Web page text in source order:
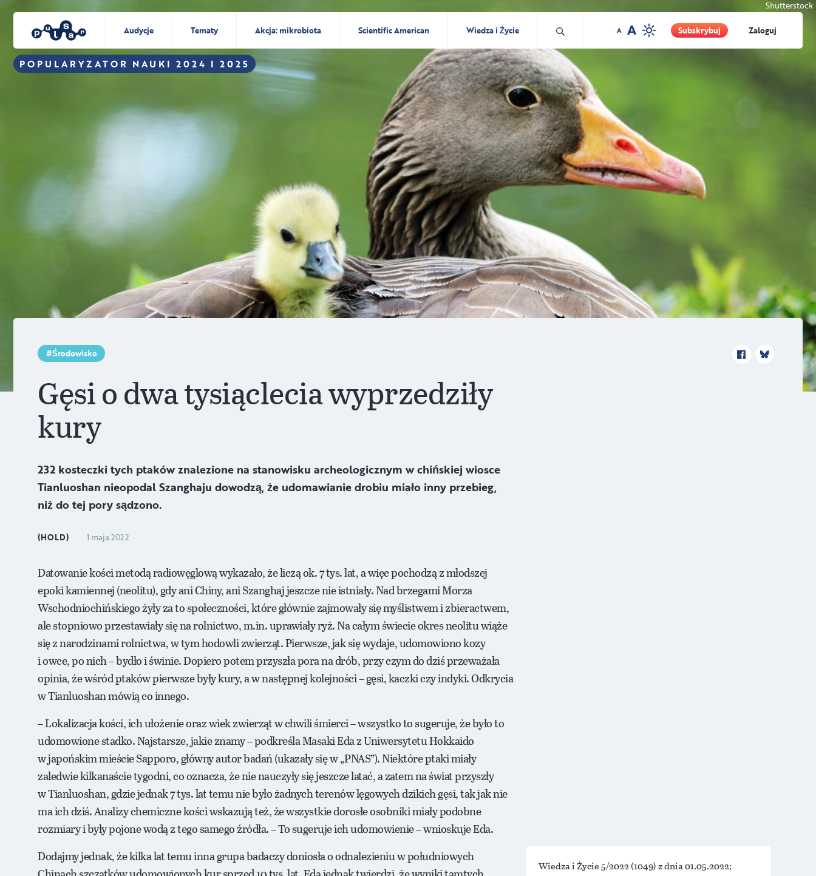
POPULARYZATOR NAUKI 2024 I 2025
Audycje Tematy Akcja: mikrobiota Scientific American Wiedza i Życie Subskrybuj Zaloguj
Shutterstock
Środowisko
Gęsi o dwa tysiąclecia wyprzedziły
kury
232 kosteczki tych ptaków znalezione na stanowisku archeologicznym w chińskiej wiosce
Tianluoshan nieopodal Szanghaju dowodzą, że udomawianie drobiu miało inny przebieg,
niż do tej pory sądzono.
(HOLD) 1 maja 2022
Datowanie kości metodą radiowęglową wykazało, że liczą ok. 7 tys. lat, a więc pochodzą z młodszej
epoki kamiennej (neolitu), gdy ani Chiny, ani Szanghaj jeszcze nie istniały. Nad brzegami Morza
Wschodniochińskiego żyły za to społeczności, które głównie zajmowały się myślistwem i zbieractwem,
ale stopniowo przestawiały się na rolnictwo, m.in. uprawiały ryż. Na całym świecie okres neolitu wiąże
się z narodzinami rolnictwa, w tym hodowli zwierząt. Pierwsze, jak się wydaje, udomowiono kozy
i owce, po nich – bydło i świnie. Dopiero potem przyszła pora na drób, przy czym do dziś przeważała
opinia, że wśród ptaków pierwsze były kury, a w następnej kolejności – gęsi, kaczki czy indyki. Odkrycia
w Tianluoshan mówią co innego.
– Lokalizacja kości, ich ułożenie oraz wiek zwierząt w chwili śmierci – wszystko to sugeruje, że było to
udomowione stadko. Najstarsze, jakie znamy – podkreśla Masaki Eda z Uniwersytetu Hokkaido
w japońskim mieście Sapporo, główny autor badań (ukazały się w „PNAS”). Niektóre ptaki miały
zaledwie kilkanaście tygodni, co oznacza, że nie nauczyły się jeszcze latać, a zatem na świat przyszły
w Tianluoshan, gdzie jednak 7 tys. lat temu nie było żadnych terenów lęgowych dzikich gęsi, tak jak nie
ma ich dziś. Analizy chemiczne kości wskazują też, że wszystkie dorosłe osobniki miały podobne
rozmiary i były pojone wodą z tego samego źródła. – To sugeruje ich udomowienie – wnioskuje Eda.
Dodajmy jednak, że kilka lat temu inna grupa badaczy doniosła o odnalezieniu w południowych
Wiedza i Życie 5/2022(1049) z dnia 01.05.2022;